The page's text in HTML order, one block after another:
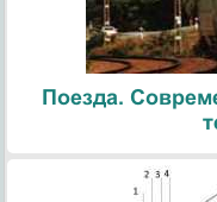
Поезда.